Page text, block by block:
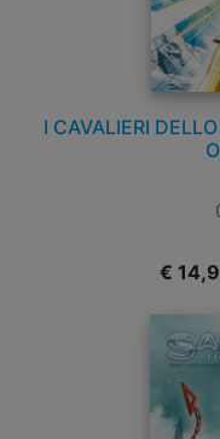
I CAVALIERI
€